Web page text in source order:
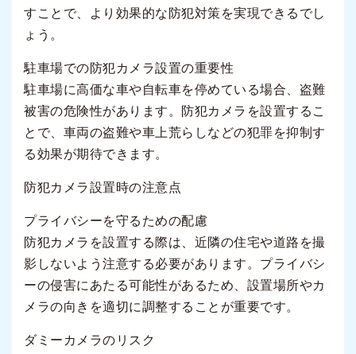
すことで、より効果的な防犯対策を実現できるでし
ょう。
駐車場での防犯カメラ設置の重要性
駐車場に高価な車や自転車を停めている場合、盗難
被害の危険性があります。防犯カメラを設置するこ
とで、車両の盗難や車上荒らしなどの犯罪を抑制す
る効果が期待できます。
防犯カメラ設置時の注意点
プライバシーを守るための配慮
防犯カメラを設置する際は、近隣の住宅や道路を撮
影しないよう注意する必要があります。プライバシ
ーの侵害にあたる可能性があるため、設置場所やカ
メラの向きを適切に調整することが重要です。
ダミーカメラのリスク